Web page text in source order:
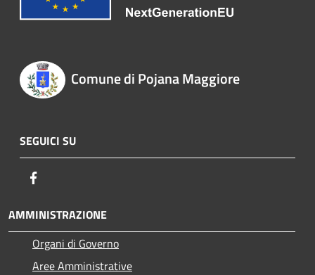
Comune di Pojana Maggiore
SEGUICI SU
AMMINISTRAZIONE
Organi di Governo
Aree Amministrative